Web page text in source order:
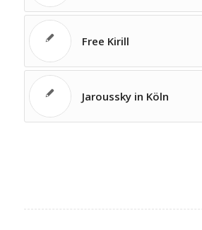
Free Kirill
Jaroussky in Köln